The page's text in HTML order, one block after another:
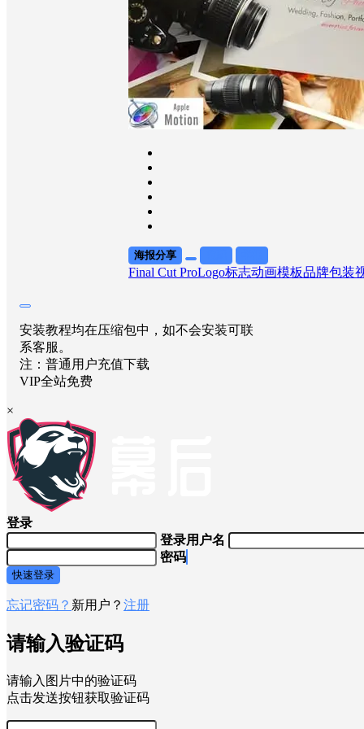
海报分享
Final Cut ProLogo标志动画模板品牌包装
安装教程均在压缩包中，如不会安装可联
系客服。
注：普通用户充值下载
VIP全站免费
×
登录
登录用户名
密码
快速登录
忘记密码？ 新用户？ 注册
请输入验证码
请输入图片中的验证码
点击发送按钮获取验证码